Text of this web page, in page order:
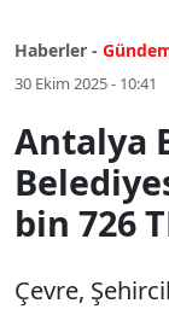
Haberler -
30 Ekim 2025 - 10:41
Antalya
bin 726
Çevre,